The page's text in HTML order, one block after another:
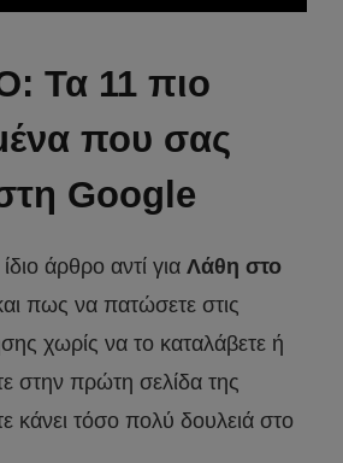
Τα 11 πιο
που σας
Google
άρθρο αντί για Λάθη στο
πως να πατώσετε στις
χωρίς να το καταλάβετε ή
στην πρώτη σελίδα της
κάνει τόσο πολύ δουλειά στο